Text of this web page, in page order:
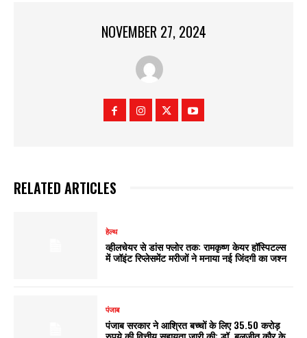
NOVEMBER 27, 2024
RELATED ARTICLES
हेल्थ
व्हीलचेयर से डांस फ्लोर तक: रामकृष्ण केयर हॉस्पिटल्स
में जॉइंट रिप्लेसमेंट मरीजों ने मनाया नई जिंदगी का जश्न
पंजाब
पंजाब सरकार ने आश्रित बच्चों के लिए 35.50 करोड़